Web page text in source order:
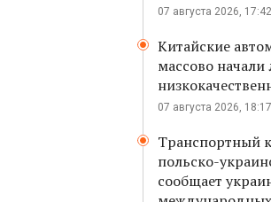
07 августа 2026, 17:42
Китайские
массово начали
07 августа 2026, 18:17
Транспортный
польско-
сообщает